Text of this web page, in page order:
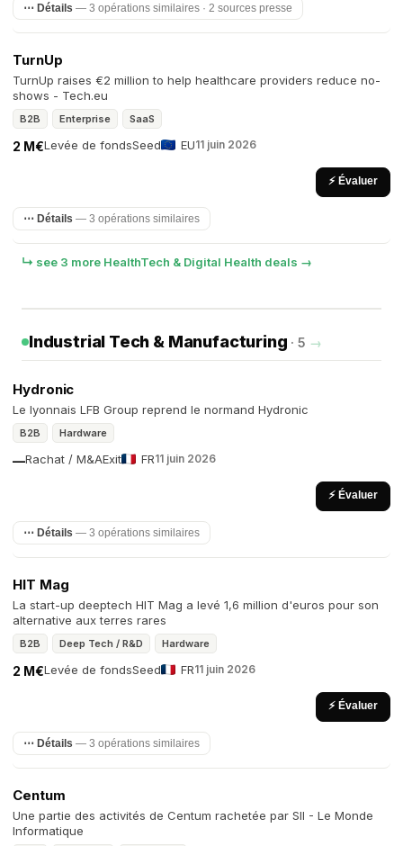
⋯ Détails — 3 opérations similaires · 2 sources presse
TurnUp
TurnUp raises €2 million to help healthcare providers reduce no-
shows - Tech.eu
B2B Enterprise SaaS
Levée de fonds
2 M€ Seed EU11 juin 2026
⚡ Évaluer
⋯ Détails — 3 opérations similaires
↳ see 3 more HealthTech & Digital Health deals →
Industrial Tech & Manufacturing · 5 →
Hydronic
Le lyonnais LFB Group reprend le normand Hydronic
B2B Hardware
Rachat / M&A
— Exit FR11 juin 2026
⚡ Évaluer
⋯ Détails — 3 opérations similaires
HIT Mag
La start-up deeptech HIT Mag a levé 1,6 million d'euros pour son
alternative aux terres rares
B2B Deep Tech / R&D Hardware
Levée de fonds
2 M€ Seed FR11 juin 2026
⚡ Évaluer
⋯ Détails — 3 opérations similaires
Centum
Une partie des activités de Centum rachetée par SII - Le Monde
Informatique